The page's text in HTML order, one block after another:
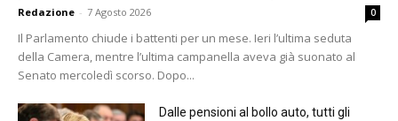
Redazione - 7 Agosto 2026 0
Il Parlamento chiude i battenti per un mese. Ieri l’ultima seduta
della Camera, mentre l’ultima campanella aveva già suonato al
Senato mercoledì scorso. Dopo...
Dalle pensioni al bollo auto, tutti gli